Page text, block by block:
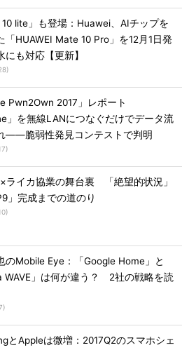
10 lite」も登場：Huawei、AIチップを
「HUAWEI Mate 10 Pro」を12月1日発
も対応【更新】
)
Pwn2Own 2017」レポート
」を無線LANにつなぐだけでデータ流
――脆弱性発見コンテストで判明
)
ライカ協業の舞台裏 「絶望的状況」
」完成までの道のり
)
のMobile Eye：「Google Home」と
WAVE」は何が違う？ 2社の戦略を読
)
とAppleは微増：2017Q2のスマホシェ